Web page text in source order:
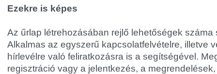
Ezekre is képes
Az űrlap létrehozásában rejlő lehetőségek száma
Alkalmas az egyszerű kapcsolatfelvételre, illetve
hírlevélre való feliratkozásra is a segítségével.
regisztráció vagy a jelentkezés, a